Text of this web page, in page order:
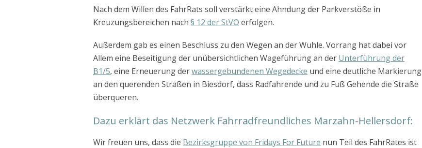
Nach dem Willen des FahrRats soll verstärkt eine Ahndung der Parkverstöße in
Kreuzungsbereichen nach § 12 der StVO erfolgen.
Außerdem gab es einen Beschluss zu den Wegen an der Wuhle. Vorrang hat dabei vor
Allem eine Beseitigung der unübersichtlichen Wageführung an der Unterführung der
B1/5, eine Erneuerung derwassergebundenen Wegedecke und eine deutliche Markierung
an den querenden Straßen in Biesdorf, dass Radfahrende und zu Fuß Gehende die Straße
überqueren.
Dazu erklärt das Netzwerk Fahrradfreundliches Marzahn-Hellersdorf:
Wir freuen uns, dass die Bezirksgruppe von Fridays For Future nun Teil des FahrRates ist